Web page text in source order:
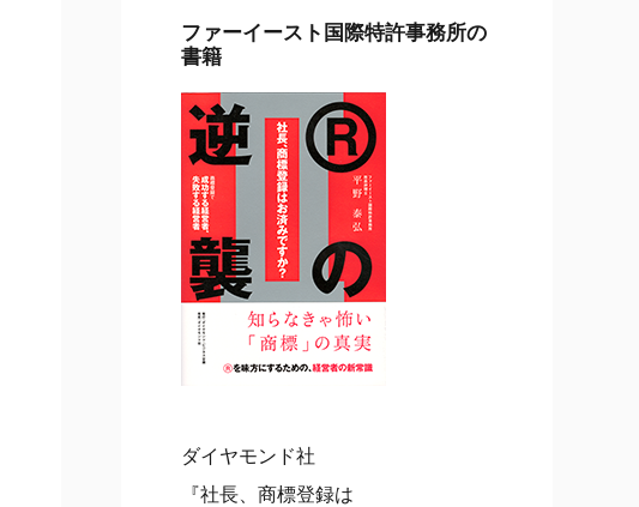
ファーイースト国際特許事務所の
書籍
ダイヤモンド社
『社長、商標登録は